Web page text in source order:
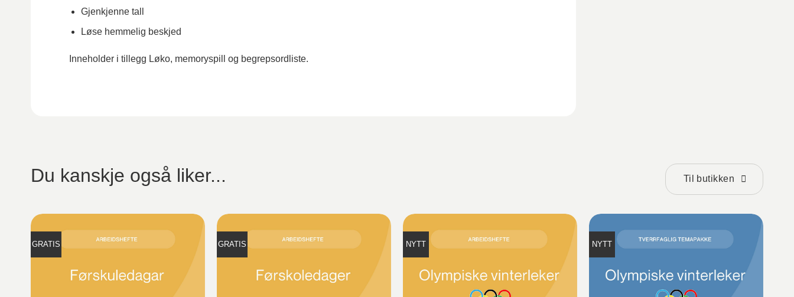
Gjenkjenne tall
Løse hemmelig beskjed
Inneholder i tillegg Løko, memoryspill og begrepsordliste.
Du kanskje også liker... Til butikken
GRATIS GRATIS NYTT NYTT